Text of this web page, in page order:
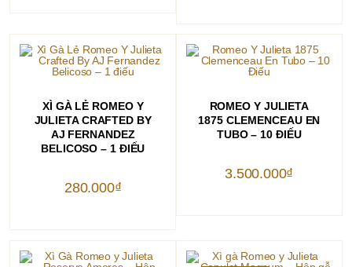
2.600.000₫.
THÊM VÀO GIỎ HÀNG
XÌ GÀ LẺ ROMEO Y
JULIETA CRAFTED BY
AJ FERNANDEZ
BELICOSO – 1 ĐIẾU
280.000₫
ROMEO Y JULIETA
1875 CLEMENCEAU EN
TUBO – 10 ĐIẾU
3.500.000₫